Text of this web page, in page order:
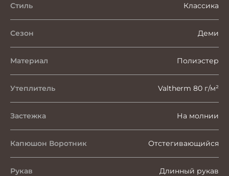
Стиль Классика
Сезон Деми
Материал Полиэстер
Утеплитель Valtherm 80 г/м²
Застежка На молнии
Капюшон Воротник Отстегивающийся
Рукав Длинный рукав